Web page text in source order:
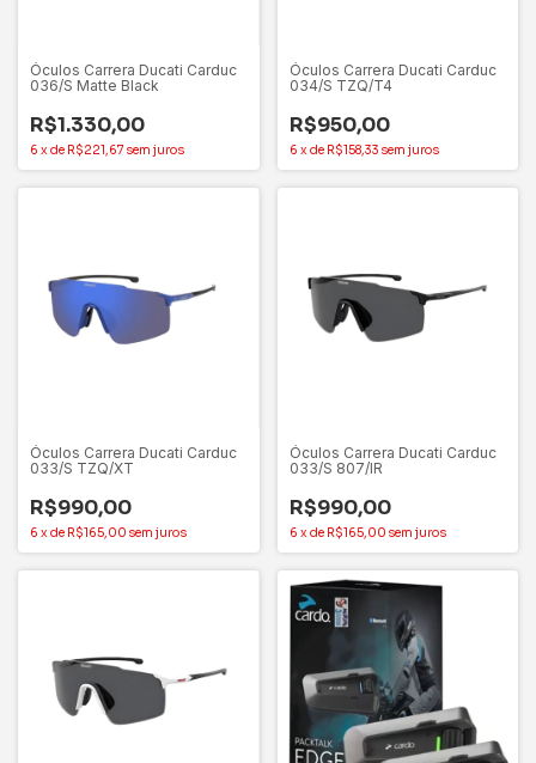
Óculos Carrera Ducati Carduc
036/S Matte Black
R$1.330,00
6 x de R$221,67 sem juros
Óculos Carrera Ducati Carduc
034/S TZQ/T4
R$950,00
6 x de R$158,33 sem juros
Óculos Carrera Ducati Carduc
033/S TZQ/XT
R$990,00
6 xde R$165,00 sem juros
Óculos Carrera Ducati Carduc
033/S 807/IR
R$990,00
6 xde R$165,00 sem juros